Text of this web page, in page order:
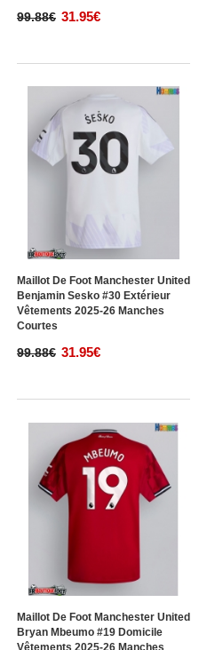
99.88€ 31.95€
Maillot De Foot Manchester United
Benjamin Sesko #30 Extérieur
Vêtements 2025-26 Manches
Courtes
99.88€ 31.95€
Maillot De Foot Manchester United
Bryan Mbeumo #19 Domicile
Vêtements 2025-26 Manches